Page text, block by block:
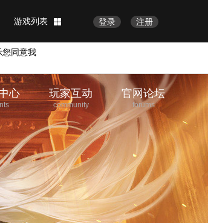
注册
登录
游戏列表
您同意我
心 玩家互动
community
官网论坛
forums